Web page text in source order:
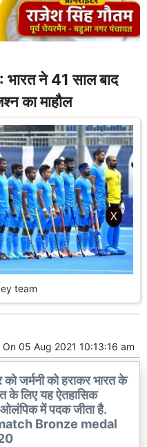
ने 41 साल बाद
का माहौल
team
On 05 Aug 2021 10:13:16 am
जर्मनी को हराकर भारत के
के लिए यह ऐतहासिक
ओलंपिक में पदक जीता है.
Bronze medal
X